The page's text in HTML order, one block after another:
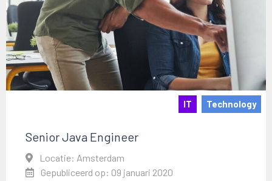
IT Technology
Senior Java Engineer
Locatie: Amsterdam
Gepubliceerd op: 09 januari 2020